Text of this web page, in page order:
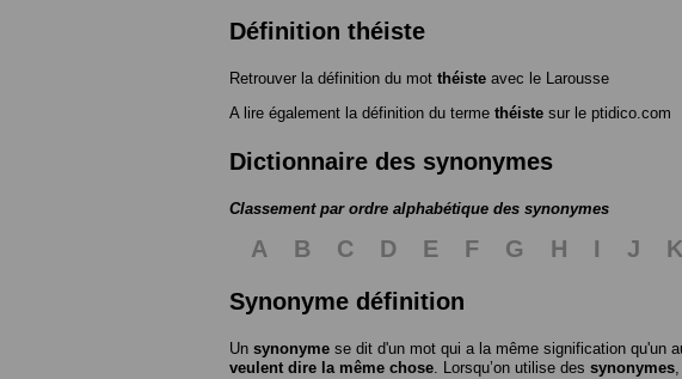
Définition théiste
Retrouver la définition du mot théiste avec le Larousse
A lire également la définition du terme théiste sur le ptidico.com
Dictionnaire des synonymes
Classement par ordre alphabétique des synonymes
A B C D E F G H I J K
Synonyme définition
Un synonyme se dit d'un mot qui a la même signification qu'un
veulent dire la même chose . Lorsqu’on utilise des synonymes